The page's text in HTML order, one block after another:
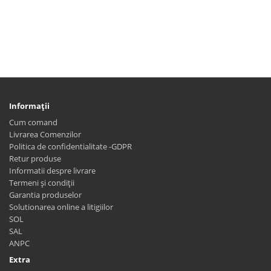
Informaţii
Cum comand
Livrarea Comenzilor
Politica de confidentialitate -GDPR
Retur produse
Informatii despre livrare
Termeni și condiții
Garantia produselor
Solutionarea online a litigiilor
SOL
SAL
ANPC
Extra